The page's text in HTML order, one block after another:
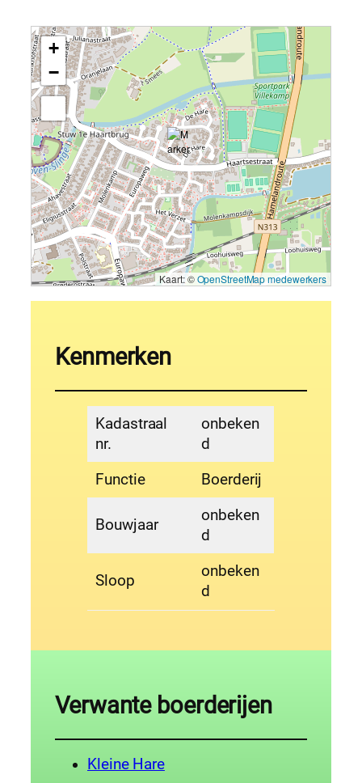
+
−
Kaart: ©OpenStreetMap medewerkers
Kenmerken
Kadastraal
nr.
onbeken
d
Functie
Boerderij
Bouwjaar
onbeken
d
Sloop
onbeken
d
Verwante boerderijen
Kleine Hare